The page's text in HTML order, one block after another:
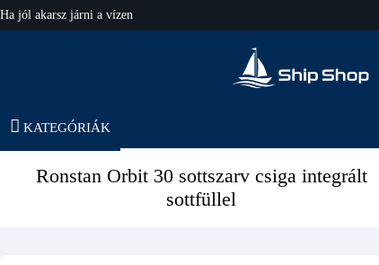
hajo-felszereles.hu
KATEGÓRIÁK
Ronstan Orbit 30 sottszarv csiga integrált
sottfüllel